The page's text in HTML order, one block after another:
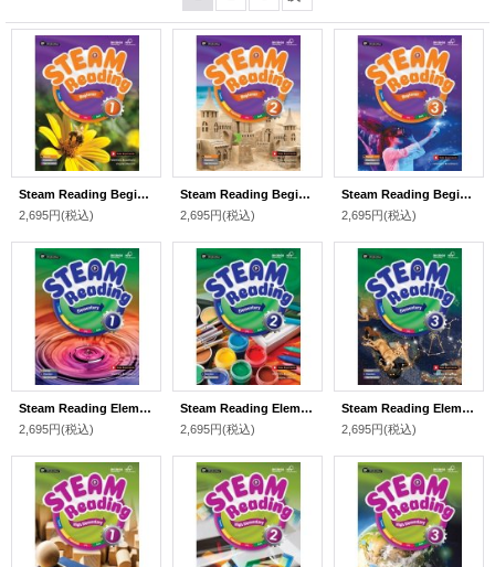
Steam Reading Beginner 1 Student Book with Workbook and Audio QR Code
2,695円(税込)
Steam Reading Beginner 2 Student Book with Workbook and Audio QR Code
2,695円(税込)
Steam Reading Beginner 3 Student Book with Workbook and Audio QR Code
2,695円(税込)
Steam Reading Elementary 1 Student Book with Workbook and Audio QR Code
2,695円(税込)
Steam Reading Elementary 2 Student Book with Workbook and Audio QR Code
2,695円(税込)
Steam Reading Elementary 3 Student Book with Workbook and Audio QR Code
2,695円(税込)